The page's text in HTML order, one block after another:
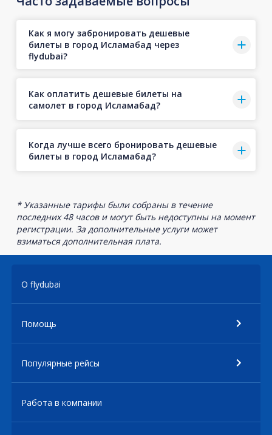
Как я могу забронировать дешевые
билеты в город Исламабад через
flydubai?
Как оплатить дешевые билеты на
самолет в город Исламабад?
Когда лучше всего бронировать дешевые
билеты в город Исламабад?
* Указанные тарифы были собраны в течение
последних 48 часов и могут быть недоступны на момент
регистрации. За дополнительные услуги может
взиматься дополнительная плата.
О flydubai
Помощь
Популярные рейсы
Работа в компании